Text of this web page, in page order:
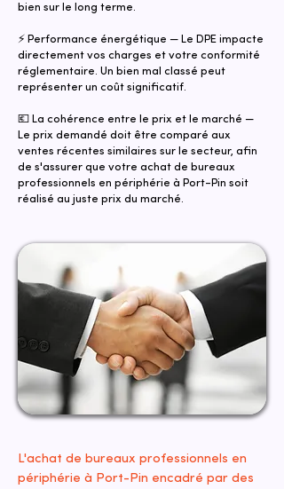
bien sur le long terme.
⚡ Performance énergétique — Le DPE impacte
directement vos charges et votre conformité
réglementaire. Un bien mal classé peut
représenter un coût significatif.
💶 La cohérence entre le prix et le marché —
Le prix demandé doit être comparé aux
ventes récentes similaires sur le secteur, afin
de s'assurer que votre achat de bureaux
professionnels en périphérie à Port-Pin soit
réalisé au juste prix du marché.
L'achat de bureaux professionnels en
périphérie à Port-Pin encadré par des